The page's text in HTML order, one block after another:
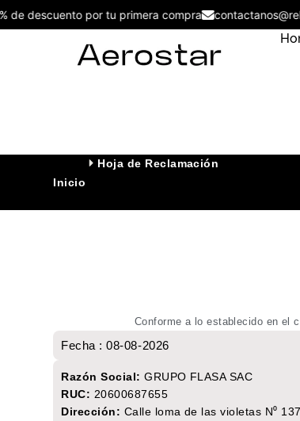
5% de descuento por tu primera compra
Inicio
Hoja de Reclamación
Conforme a lo establecido en el
Fecha : 08-08-2026
Razón Social: GRUPO FLASA SAC
RUC: 20600687655
Dirección: Calle loma de las violetas N⁰